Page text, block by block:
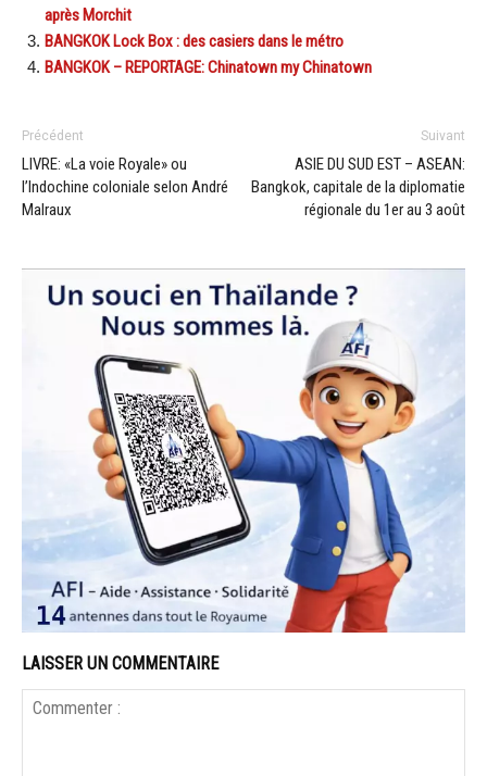
après Morchit
BANGKOK Lock Box : des casiers dans le métro
BANGKOK – REPORTAGE: Chinatown my Chinatown
Précédent
LIVRE: «La voie Royale» ou
l’Indochine coloniale selon André
Malraux
Suivant
ASIE DU SUD EST – ASEAN:
Bangkok, capitale de la diplomatie
régionale du 1er au 3 août
LAISSER UN COMMENTAIRE